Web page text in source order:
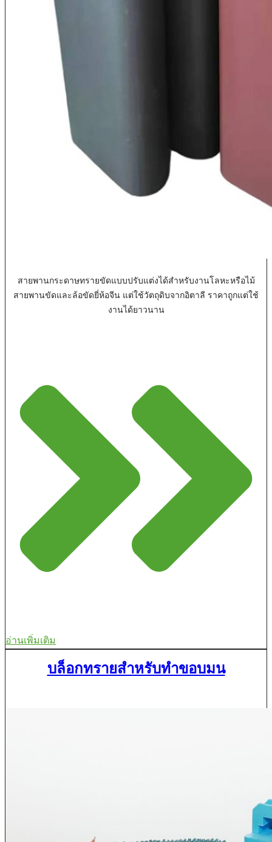
สายพานกระดาษทรายขัดแบบปรับแต่งได้สำหรับงานโลหะหรือไม้
สายพานขัดและล้อขัดยี่ห้อจีน แต่ใช้วัตถุดิบจากอิตาลี ราคาถูกแต่ใช้
งานได้ยาวนาน
อ่านเพิ่มเติม
บล็อกทรายสำหรับทำขอบมน